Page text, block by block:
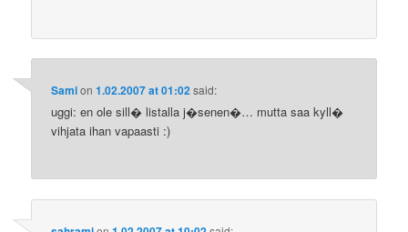
Samion1.02.2007 at 01:02said:
uggi: en ole sill� listalla j�senen�… mutta saa kyll�
vihjata ihan vapaasti :)